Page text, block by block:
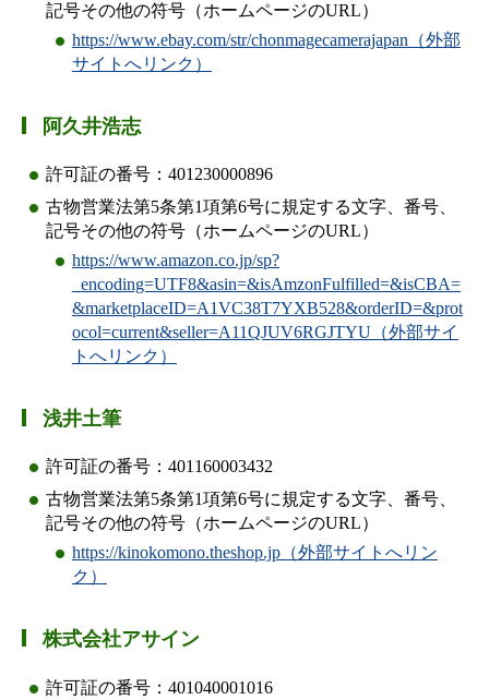
記号その他の符号（ホームページのURL）
https://www.ebay.com/str/chonmagecamerajapan（外部
サイトへリンク）
阿久井浩志
許可証の番号：401230000896
古物営業法第5条第1項第6号に規定する文字、番号、
記号その他の符号（ホームページのURL）
https://www.amazon.co.jp/sp?
_encoding=UTF8&asin=&isAmzonFulfilled=&isCBA=
&marketplaceID=A1VC38T7YXB528&orderID=&prot
ocol=current&seller=A11QJUV6RGJTYU（外部サイ
トへリンク）
浅井土筆
許可証の番号：401160003432
古物営業法第5条第1項第6号に規定する文字、番号、
記号その他の符号（ホームページのURL）
https://kinokomono.theshop.jp（外部サイトへリン
ク）
株式会社アサイン
許可証の番号：401040001016